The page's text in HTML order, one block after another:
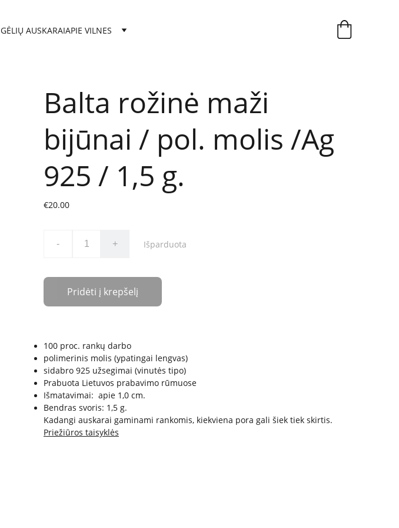
GĖLIŲ AUSKARAIAPIE VILNES
Balta rožinė maži
bijūnai / pol. molis /Ag
925 / 1,5 g.
€20.00
- + Išparduota
Pridėti į krepšelį
100 proc. rankų darbo
polimerinis molis (ypatingai lengvas)
sidabro 925 užsegimai (vinutės tipo)
Prabuota Lietuvos prabavimo rūmuose
Išmatavimai: apie 1,0 cm.
Bendras svoris: 1,5 g.
Kadangi auskarai gaminami rankomis, kiekviena pora gali šiek tiek skirtis.
Priežiūros taisyklės